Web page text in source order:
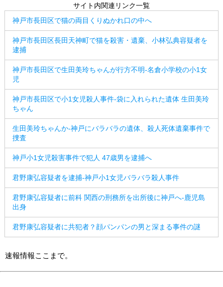
サイト内関連リンク一覧
神戸市長田区で猫の両目くりぬかれ口の中へ
神戸市長田区長田天神町で猫を殺害・遺棄、小林弘典容疑者を
逮捕
神戸市長田区で生田美玲ちゃんが行方不明-名倉小学校の小1女
児
神戸市長田区で小1女児殺人事件-袋に入れられた遺体 生田美玲
ちゃん
生田美玲ちゃんか-神戸にバラバラの遺体、殺人死体遺棄事件で
捜査
神戸小1女児殺害事件で犯人 47歳男を逮捕へ
君野康弘容疑者を逮捕-神戸小1女児バラバラ殺人事件
君野康弘容疑者に前科 関西の刑務所を出所後に神戸へ-鹿児島
出身
君野康弘容疑者に共犯者？顔パンパンの男と深まる事件の謎
速報情報ここまで。